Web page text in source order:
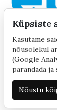
Küpsiste
Kasutame
nõusolekul
(Google
parandada ja
Nõustu